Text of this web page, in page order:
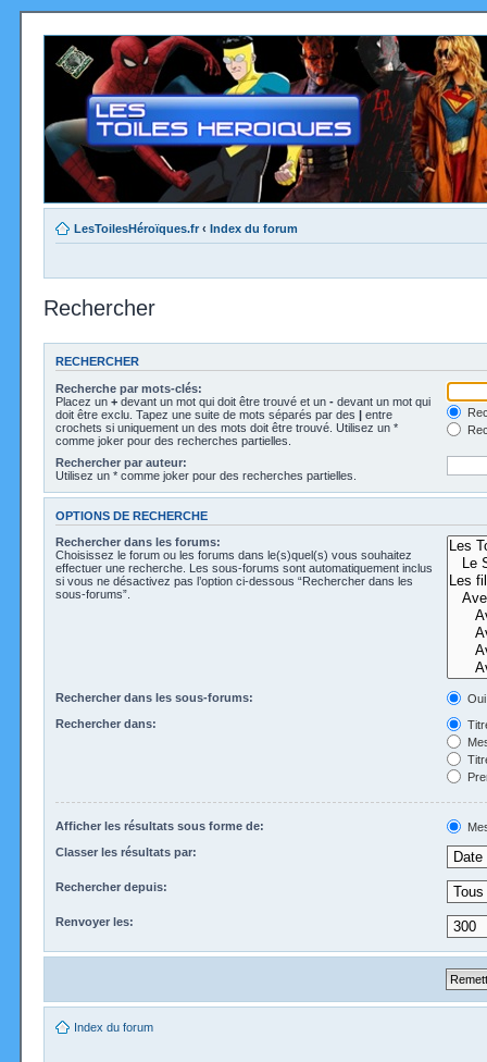
LesToilesHéroïques.fr ‹ Index du forum
Rechercher
RECHERCHER
Recherche par mots-clés:
Placez un + devant un mot qui doit être trouvé et un - devant un mot qui
doit être exclu. Tapez une suite de mots séparés par des | entre
crochets si uniquement un des mots doit être trouvé. Utilisez un *
comme joker pour des recherches partielles.
Rechercher par auteur:
Utilisez un * comme joker pour des recherches partielles.
OPTIONS DE RECHERCHE
Rechercher dans les forums:
Choisissez le forum ou les forums dans le(s)quel(s) vous souhaitez
effectuer une recherche. Les sous-forums sont automatiquement inclus
si vous ne désactivez pas l’option ci-dessous “Rechercher dans les
sous-forums”.
Rechercher dans les sous-forums:
Oui
Rechercher dans:
Afficher les résultats sous forme de:
Classer les résultats par:
Rechercher depuis:
Renvoyer les:
Index du forum